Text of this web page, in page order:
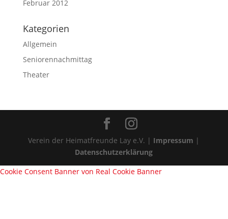
Februar 2012
Kategorien
Allgemein
Seniorennachmittag
Theater
Verein der Heimatfreunde Lay e.V. | Impressum |
Datenschutzerklärung
Cookie Consent Banner von Real Cookie Banner